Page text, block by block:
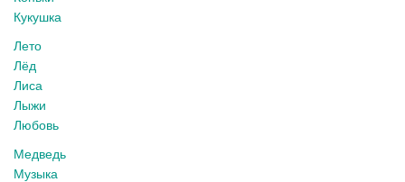
Кукушка
Лето
Лёд
Лиса
Лыжи
Любовь
Медведь
Музыка